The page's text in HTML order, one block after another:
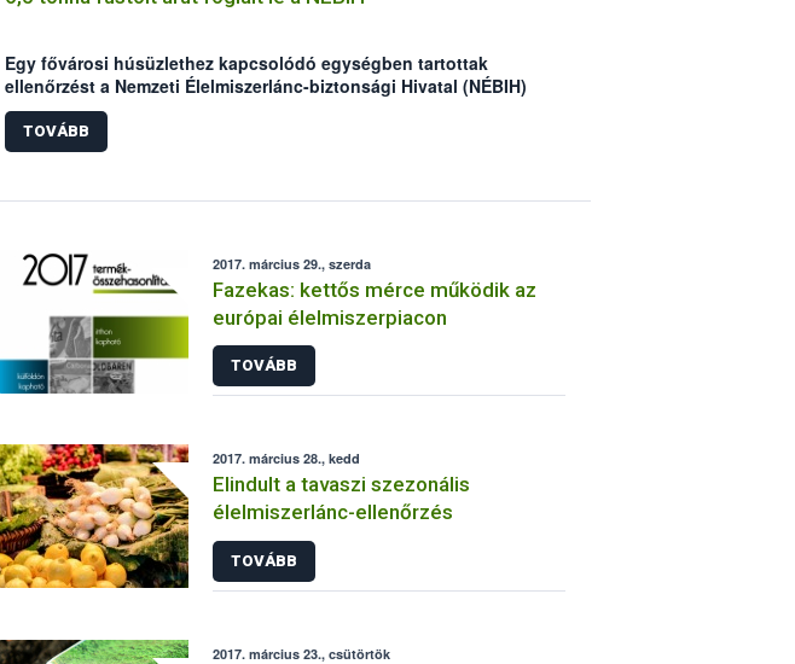
Egy fővárosi húsüzlethez kapcsolódó egységben tartottak
ellenőrzést a Nemzeti Élelmiszerlánc-biztonsági Hivatal (NÉBIH)
szakemberei. A helyszínen mintegy 6,5 tonna nem nyomon
követhető terméket foglaltak le az ellenőrök, valamint – többek
között higiéniai problémák miatt – felfüggesztették az egység
TOVÁBB
2017. március 29., szerda
Fazekas: kettős mérce működik az
európai élelmiszerpiacon
TOVÁBB
2017. március 28., kedd
Elindult a tavaszi szezonális
élelmiszerlánc-ellenőrzés
TOVÁBB
2017. március 23., csütörtök